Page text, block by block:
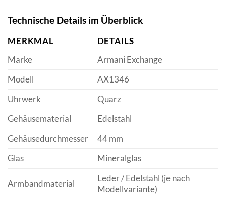
Technische Details im Überblick
MERKMAL
DETAILS
Marke
Armani Exchange
Modell
AX1346
Uhrwerk
Quarz
Gehäusematerial
Edelstahl
Gehäusedurchmesser
44 mm
Glas
Mineralglas
Armbandmaterial
Leder / Edelstahl (je nach
Modellvariante)